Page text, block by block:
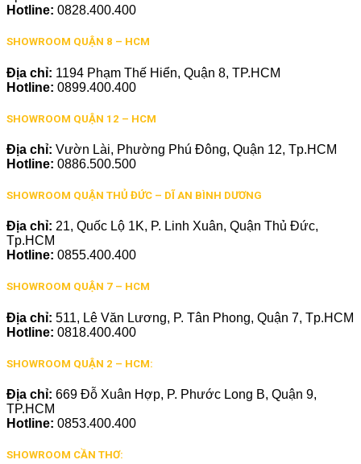
Hotline: 0828.400.400
SHOWROOM QUẬN 8 – HCM
Địa chỉ: 1194 Phạm Thế Hiển, Quận 8, TP.HCM
Hotline: 0899.400.400
SHOWROOM QUẬN 12 – HCM
Địa chỉ: Vườn Lài, Phường Phú Đông, Quận 12, Tp.HCM
Hotline: 0886.500.500
SHOWROOM QUẬN THỦ ĐỨC – DĨ AN BÌNH DƯƠNG
Địa chỉ: 21, Quốc Lộ 1K, P. Linh Xuân, Quận Thủ Đức,
Tp.HCM
Hotline: 0855.400.400
SHOWROOM QUẬN 7 – HCM
Địa chỉ: 511, Lê Văn Lương, P. Tân Phong, Quận 7, Tp.HCM
Hotline: 0818.400.400
SHOWROOM QUẬN 2 – HCM:
Địa chỉ: 669 Đỗ Xuân Hợp, P. Phước Long B, Quận 9,
TP.HCM
Hotline: 0853.400.400
SHOWROOM CẦN THƠ: